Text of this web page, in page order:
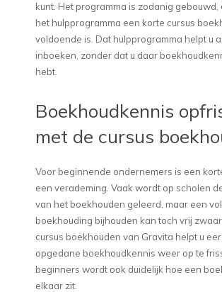
kunt. Het programma is zodanig gebouwd,
het hulpprogramma een korte cursus
voldoende is. Dat hulpprogramma helpt u
inboeken, zonder dat u daar
hebt.
Boekhoudkennis
met de cursus
Voor beginnende ondernemers is een
een verademing. Vaak wordt op scholen
van het boekhouden geleerd, maar een
boekhouding bijhouden kan toch vrij
cursus boekhouden van Gravita helpt u
opgedane boekhoudkennis weer op te
beginners wordt ook duidelijk hoe een
elkaar zit.